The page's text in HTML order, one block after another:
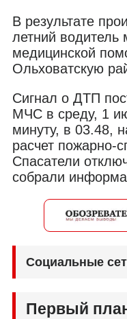
В результате
летний
медицинской
Ольховатскую
Сигнал о ДТП
МЧС в среду, 1
минуту, в 03.48,
расчет пожарно-
Спасатели
собрали
Социальные
Первый